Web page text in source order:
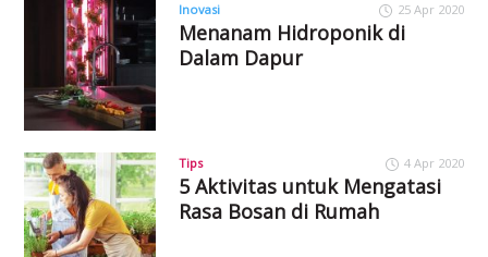
Inovasi 25 Apr 2020
Menanam Hidroponik di
Dalam Dapur
Tips 4 Apr 2020
5 Aktivitas untuk Mengatasi
Rasa Bosan di Rumah